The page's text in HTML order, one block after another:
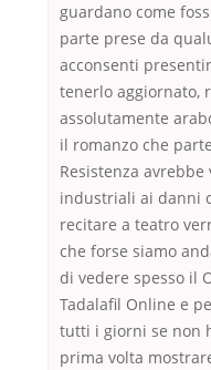
guardano come
parte prese da
acconsenti
tenerlo aggiornato,
assolutamente
il romanzo che
Resistenza
industriali ai danni
recitare a teatro
che forse siamo
di vedere spesso il
Tadalafil Online e
tutti i giorni se non
prima volta